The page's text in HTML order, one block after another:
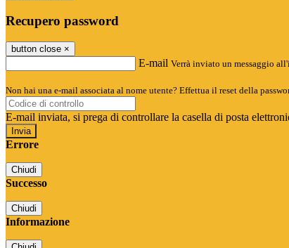
Recupero password
button close ×
E-mail Verrà inviato un messaggio
Non hai una e-mail associata al nome utente? Effettua il reset della
E-mail inviata, si prega di controllare la casella di posta
Errore
Chiudi
Successo
Chiudi
Informazione